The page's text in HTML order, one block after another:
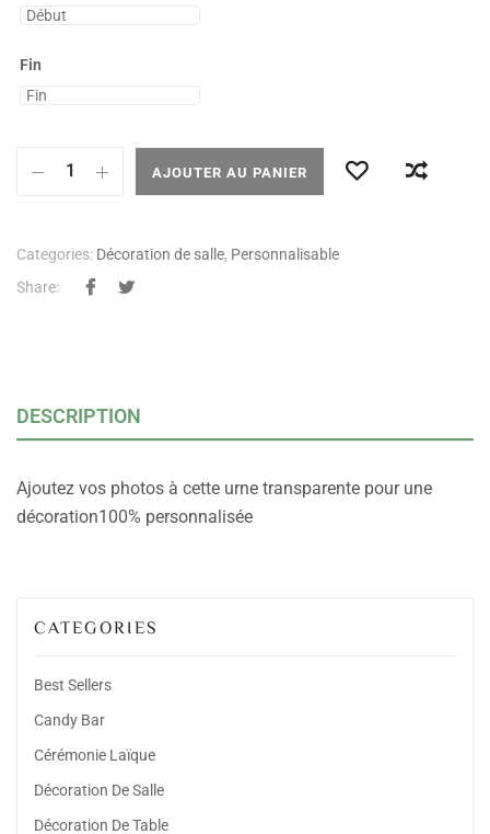
CATEGORIES
Best Sellers
Candy Bar
Cérémonie Laïque
Décoration De Salle
Décoration De Table
Fin
AJOUTER AU PANIER
Categories: Décoration de salle, Personnalisable
Share:
DESCRIPTION
Ajoutez vos photos à cette urne transparente pour une
décoration100% personnalisée